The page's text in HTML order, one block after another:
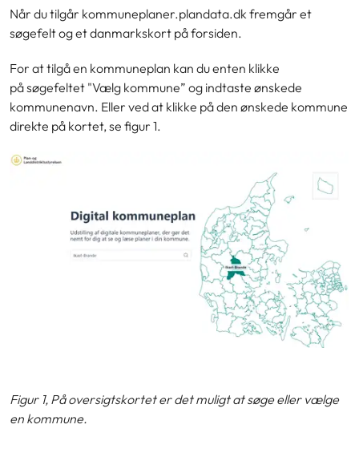
Når du tilgår kommuneplaner.plandata.dk fremgår et
søgefelt og et danmarkskort på forsiden.
For at tilgå en kommuneplan kan du enten klikke
på søgefeltet "Vælg kommune” og indtaste ønskede
kommunenavn. Eller ved at klikke på den ønskede kommune
direkte på kortet, se figur 1.
Figur 1, På oversigtskortet er det muligt at søge eller vælge
en kommune.